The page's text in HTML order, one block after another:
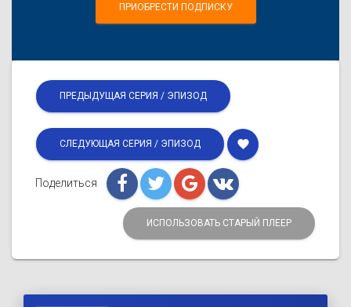
ПРИОБРЕСТИ ПОДПИСКУ
ПРЕДЫДУЩАЯ СЕРИЯ / ЭПИЗОД
СЛЕДУЮЩАЯ СЕРИЯ / ЭПИЗОД favorite
Поделиться
ИСПОЛЬЗОВАТЬ СТАРЫЙ ПЛЕЕР